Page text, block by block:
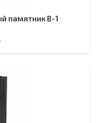
памятник В-1